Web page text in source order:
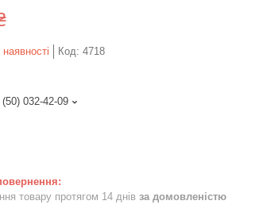
Код: 4718
032-42-09
товару протягом 14 днів за домовленістю